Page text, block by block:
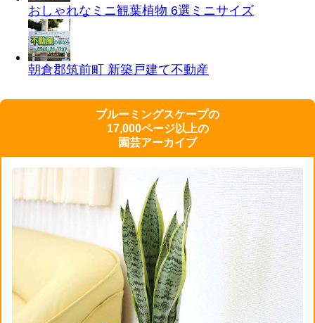
おしゃれなミニ観葉植物 6選 ミニサイズ
朝倉郡筑前町 新築戸建て不動産
ブルーミングスケープの
17,000ページ以上の
園芸アーカイブ